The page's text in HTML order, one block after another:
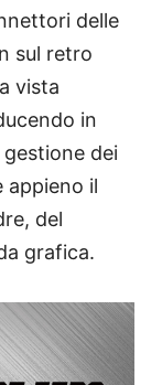
delle
sul retro
vista
in
dei
appieno il
del
grafica.